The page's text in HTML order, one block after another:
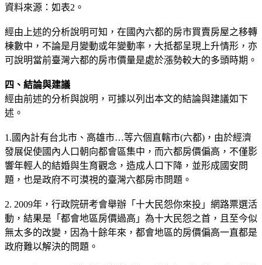
資料來源：如表2。
經由上述的分析說明可知，在國內六都的房市買賣房屋之移轉
棟數中，不論是月變動或年變動率，大抵都呈現上升情形，亦
可說明當前臺灣六都的房市價量是處於漲勢較大的多頭時期。
四、結論與建議
經由前述的分析與說明，可據以列出本文的結論與建議如下
述。
1.國內計有台北市、高雄市…等六個直轄市(六都)，由於經濟
發展促使國內人口朝向都會區集中，而六都房價偏高，不僅影
響年輕人的結婚與生育觀念，造成人口下降，並形成國安問
題，也是政府不可漠視的臺灣六都房市問題。
2. 2009年，行政院研考會舉辦「十大民怨你來投」網路票選活
動，結果是「都會地區房價過高」為十大民怨之首，且至今似
無太多的改變，因為十餘年來，都會地區的房價偏高一直都是
政府難以解決的問題。